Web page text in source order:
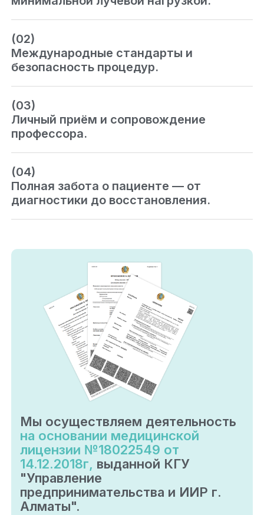
(02)
Международные стандарты и
безопасность процедур.
(03)
Личный приём и сопровождение
профессора.
(04)
Полная забота о пациенте — от
диагностики до восстановления.
Мы осуществляем деятельность
на основании медицинской
лицензии №18022549 от
14.12.2018г, выданной КГУ
"Управление
предпринимательства и ИИР г.
Алматы".